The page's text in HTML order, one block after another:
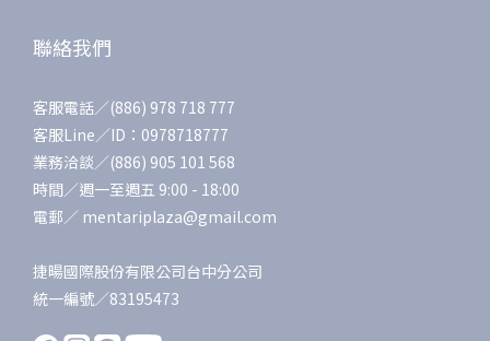
聯絡我們
客服電話／(886) 978 718 777
客服Line／ID：0978718777
業務洽談／(886) 905 101 568
時間／週一至週五 9:00 - 18:00
電郵／ mentariplaza@gmail.com
捷暘國際股份有限公司台中分公司
統一編號／83195473